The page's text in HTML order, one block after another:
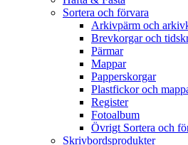
Sortera och förvara
Arkivpärm och
Brevkorgar och
Pärmar
Mappar
Papperskorgar
Plastfickor och
Register
Fotoalbum
Övrigt Sortera och
Skrivbordsprodukter